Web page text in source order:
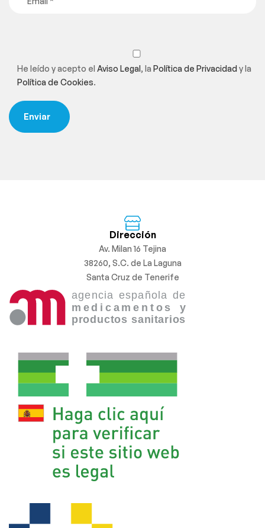
He leído y acepto el Aviso Legal, la Política de Privacidady la
Política de Cookies.
Dirección
Av. Milan 16 Tejina
38260, S.C. de La Laguna
Santa Cruz de Tenerife